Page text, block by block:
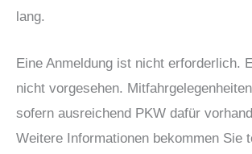
lang.
Eine Anmeldung ist nicht erforderlich.
nicht vorgesehen.
sofern ausreichend PKW dafür
Weitere Informationen bekommen Sie